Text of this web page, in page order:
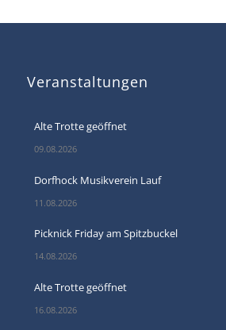
Veranstaltungen
Alte Trotte geöffnet
09.08.2026
Dorfhock Musikverein Lauf
11.08.2026
Picknick Friday am Spitzbuckel
14.08.2026
Alte Trotte geöffnet
16.08.2026